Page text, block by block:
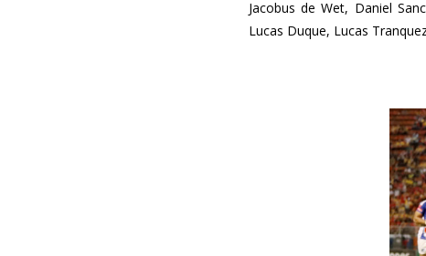
Jacobus de Wet, Daniel
Lucas Duque, Lucas